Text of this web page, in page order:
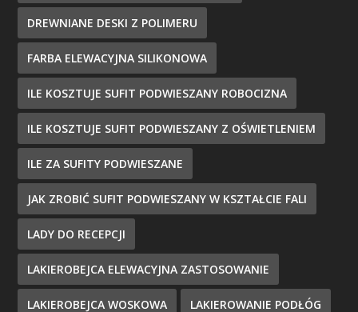
DREWNIANE DESKI Z POLIMERU
FARBA ELEWACYJNA SILIKONOWA
ILE KOSZTUJE SUFIT PODWIESZANY ROBOCIZNA
ILE KOSZTUJE SUFIT PODWIESZANY Z OŚWIETLENIEM
ILE ZA SUFITY PODWIESZANE
JAK ZROBIĆ SUFIT PODWIESZANY W KSZTAŁCIE FALI
LADY DO RECEPCJI
LAKIEROBEJCA ELEWACYJNA ZASTOSOWANIE
LAKIEROBEJCA WOSKOWA LAKIEROWANIE PODŁÓG